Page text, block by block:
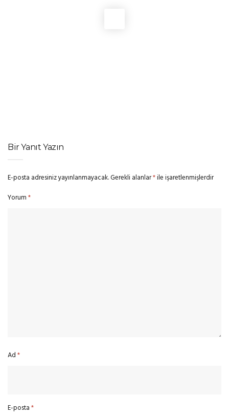
Bir Yanıt Yazın
E-posta adresiniz yayınlanmayacak.Gerekli alanlar*ile işaretlenmişlerdir
Yorum*
Ad*
E-posta*